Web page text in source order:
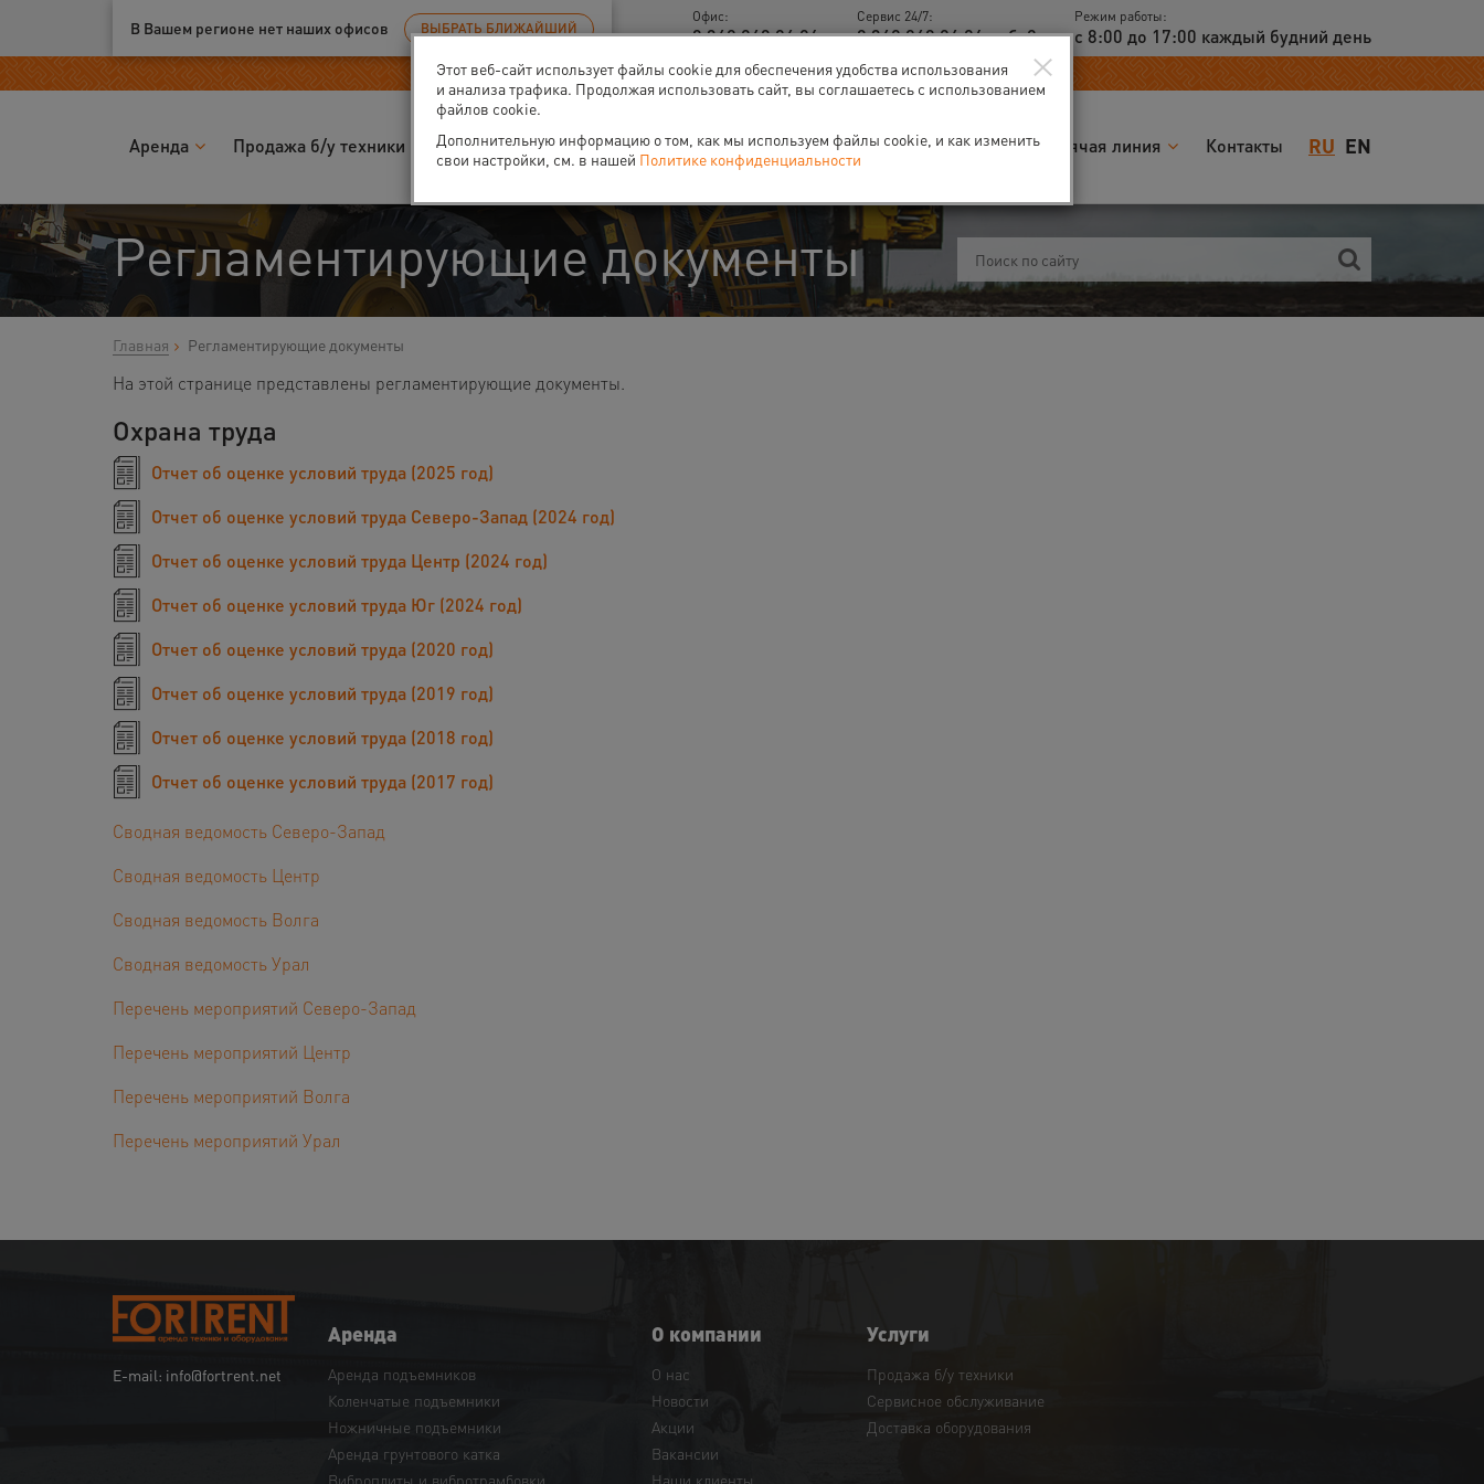
Ваш город:Пермь
В Вашем регионе нет наших офисов ВЫБРАТЬ БЛИЖАЙШИЙ
Офис:
8 342 248 24 26
Сервис 24/7:
8 342 248 24 26 доб. 2
Режим работы:
с 8:00 до 17:00 каждый будний день
RU EN
Аренда Продажа б/у техники Запчасти О нас События Горячая линия Контакты
Регламентирующие документы
Главная Регламентирующие документы
На этой странице представлены регламентирующие документы.
Охрана труда
Отчет об оценке условий труда (2025 год)
Отчет об оценке условий труда Северо-Запад (2024 год)
Отчет об оценке условий труда Центр (2024 год)
Отчет об оценке условий труда Юг (2024 год)
Отчет об оценке условий труда (2020 год)
Отчет об оценке условий труда (2019 год)
Отчет об оценке условий труда (2018 год)
Отчет об оценке условий труда (2017 год)
Сводная ведомость Северо-Запад
Сводная ведомость Центр
Сводная ведомость Волга
Сводная ведомость Урал
Перечень мероприятий Северо-Запад
Перечень мероприятий Центр
Перечень мероприятий Волга
Перечень мероприятий Урал
E-mail: info@fortrent.net
Аренда
Аренда подъемников
Коленчатые подъемники
Ножничные подъемники
Аренда грунтового катка
Виброплиты и вибротрамбовки
О компании
О нас
Новости
Акции
Вакансии
Наши клиенты
Услуги
Продажа б/у техники
Сервисное обслуживание
Доставка оборудования
×
Этот веб-сайт использует файлы cookie для обеспечения удобства использования
и анализа трафика. Продолжая использовать сайт, вы соглашаетесь с использованием
файлов cookie.
Дополнительную информацию о том, как мы используем файлы cookie, и как изменить
свои настройки, см. в нашей Политике конфиденциальности